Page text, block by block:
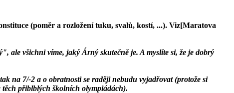
(poměr a rozložení tuku, svalů, kostí, ...). Viz[Maratova
ale všichni víme, jaký Árný skutečně je. A myslíte si, že je dobrý
na 7/-2 a o obratnosti se raději nebudu vyjadřovat (protože si
přiblblých školních olympiádách).